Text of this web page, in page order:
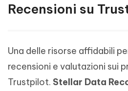
Recensioni su
Una delle risorse affidabili
recensioni e valutazioni sui
Trustpilot. Stellar Data